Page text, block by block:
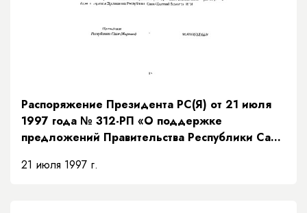
Распоряжение Президента РС(Я) от 21 июля
1997 года № 312-РП «О поддержке
предложений Правительства Республики Саха
бюджета на основании рекомендаций
21 июля 1997 г.